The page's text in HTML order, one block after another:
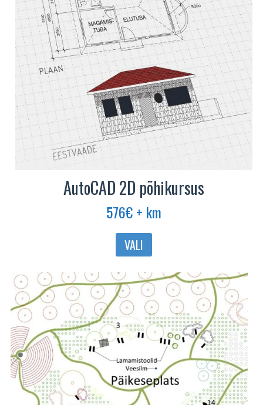
teha
tootelehel.
AutoCAD 2D põhikursus
576€+ km
VALI
Sellel
mitu
varianti.
Valikuid
saab
teha
tootelehel.